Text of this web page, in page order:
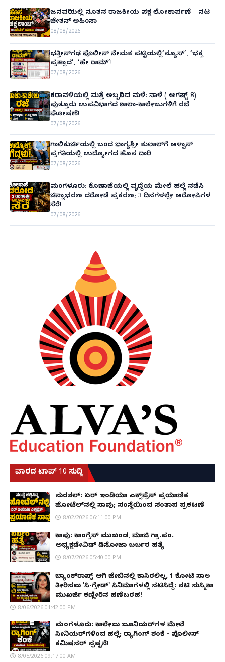
ಜನವರಿಯಲ್ಲಿ ನೂತನ ರಾಜಕೀಯ ಪಕ್ಷ ಲೋಕಾರ್ಪಣೆ – ನಟ
ಚೇತನ್ ಅಹಿಂಸಾ
08/08/2026
ಛತ್ತೀಸ್‌ಗಢ ಪೊಲೀಸ್ ನೇಮಕ ಪಟ್ಟಿಯಲ್ಲಿ‘ನ್ಯೂಸ್’, ‘ಭಕ್ತ
ಪ್ರಹ್ಲಾದ’, ‘ಹೇ ರಾಮ್’!
07/08/2026
ಕರಾವಳಿಯಲ್ಲಿ ಮತ್ತೆ ಅಬ್ಬರಿಸಿದ ಮಳೆ: ನಾಳೆ ( ಆಗಷ್ಟ್ 8)
ಪುತ್ತೂರು ಉಪವಿಭಾಗದ ಶಾಲಾ-ಕಾಲೇಜುಗಳಿಗೆ ರಜೆ
ಘೋಷಣೆ!
07/08/2026
ಗಾಲಿಕುರ್ಚಿಯಲ್ಲಿ ಬಂದ ಭಾಗ್ಯಶ್ರೀ ಕುಲಾಲ್‌ಗೆ ಆಳ್ವಾಸ್
ಪ್ರಗತಿಯಲ್ಲಿ ಉದ್ಯೋಗದ ಹೊಸ ದಾರಿ
07/08/2026
ಮಂಗಳೂರು: ಕೊಣಾಜೆಯಲ್ಲಿ ವೃದ್ಧೆಯ ಮೇಲೆ ಹಲ್ಲೆ ನಡೆಸಿ
ಚಿನ್ನಾಭರಣ ದರೋಡೆ ಪ್ರಕರಣ; 3 ದಿನಗಳಲ್ಲೇ ಆರೋಪಿಗಳ
ಸೆರೆ!
07/08/2026
ವಾರದ ಟಾಪ್ 10 ಸುದ್ದಿ
ಸುರತ್ಕಲ್: ಏರ್ ಇಂಡಿಯಾ ಎಕ್ಸ್‌ಪ್ರೆಸ್ ಪ್ರಯಾಣಿಕ
ಹೋಟೆಲ್‌ನಲ್ಲಿ ಸಾವು; ಸಂಸ್ಥೆಯಿಂದ ಸಂತಾಪ ಪ್ರಕಟಣೆ
8/02/2026 06:11:00 PM
ಕಾಪು: ಕಾಂಗ್ರೆಸ್ ಮುಖಂಡ, ಮಾಜಿ ಗ್ರಾ.ಪಂ.
ಅಧ್ಯಕ್ಷಡೇವಿಡ್ ಡಿಸೋಜಾ ಬರ್ಬರ ಹತ್ಯೆ
8/07/2026 05:40:00 PM
ಬ್ಯಾಂಕ್‌ರಾಪ್ಟ್‌ ಆಗಿ ಜೇಬಿನಲ್ಲಿ ಕಾಸಿರಲಿಲ್ಲ, ₹1 ಕೋಟಿ ಸಾಲ
ತೀರಿಸಲು 'ಸಿ-ಗ್ರೇಡ್' ಸಿನಿಮಾಗಳಲ್ಲಿ ನಟಿಸಿದ್ದೆ: ನಟಿ ಸುಸ್ಮಿತಾ
ಮುಖರ್ಜಿ ಕಣ್ಣೀರಿನ ಹಣೆಬರಹ!
8/06/2026 01:42:00 PM
ಮಂಗಳೂರು: ಕಾಲೇಜು ಜೂನಿಯರ್‌ಗಳ ಮೇಲೆ
ಸೀನಿಯರ್‌ಗಳಿಂದ ಹಲ್ಲೆ; ರ‌್ಯಾಗಿಂಗ್ ಶಂಕೆ – ಪೊಲೀಸ್
ಕಮಿಷನರ್ ಸ್ಪಷ್ಟನೆ!
8/05/2026 09:17:00 AM